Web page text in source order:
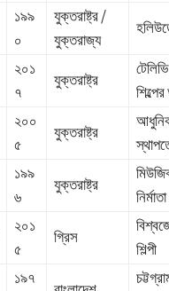
১৯৯
০
যুক্তরাষ্ট্র /
যুক্তরাজ্য
২০১
৭
যুক্তরাষ্ট্র
২০০
৫
যুক্তরাষ্ট্র
১৯৯
৬
যুক্তরাষ্ট্র
নির্মাতা
২০১
৫
গ্রিস
শিল্পী
১৯৭